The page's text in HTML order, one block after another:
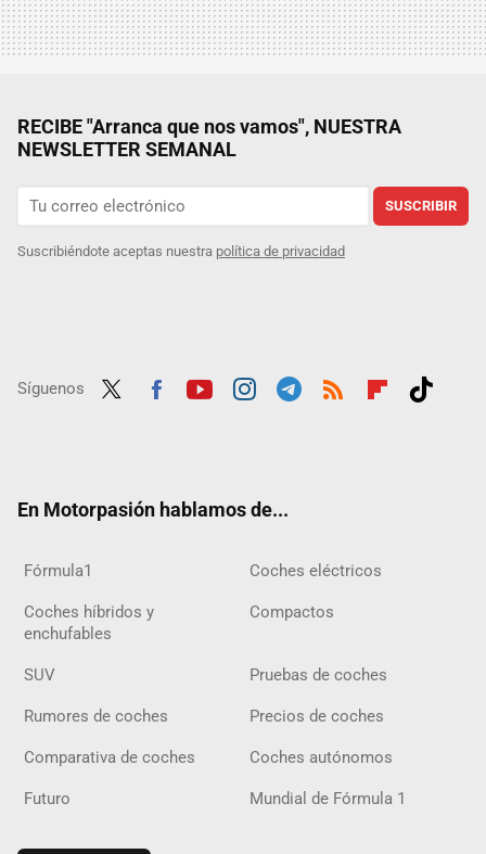
RECIBE "Arranca que nos vamos", NUESTRA
NEWSLETTER SEMANAL
SUSCRIBIR
Suscribiéndote aceptas nuestra política de privacidad
Síguenos
En Motorpasión hablamos de...
Fórmula1 Coches eléctricos
Coches híbridos y
enchufables
Compactos
SUV Pruebas de coches
Rumores de coches Precios de coches
Comparativa de coches Coches autónomos
Futuro Mundial de Fórmula 1